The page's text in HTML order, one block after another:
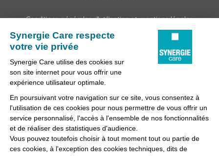
Conditions générales d'utilisation et mentions légales
Fraudes & Hameçonnages
Lanceur d'alertes
Préférences des cookies
Synergie Care, réseau d'agences d'emploi spécialisées dans
la délégation de personnel médical et paramédical, filiale du